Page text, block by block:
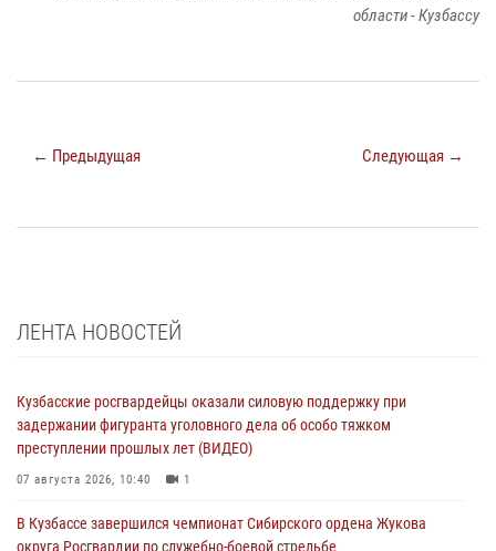
области - Кузбассу
← Предыдущая Следующая →
ЛЕНТА НОВОСТЕЙ
Кузбасские росгвардейцы оказали силовую поддержку при
задержании фигуранта уголовного дела об особо тяжком
преступлении прошлых лет (ВИДЕО)
07 августа 2026, 10:40 1
В Кузбассе завершился чемпионат Сибирского ордена Жукова
округа Росгвардии по служебно-боевой стрельбе